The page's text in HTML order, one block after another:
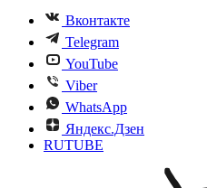
Вконтакте
Telegram
YouTube
Viber
WhatsApp
Яндекс.Дзен
RUTUBE